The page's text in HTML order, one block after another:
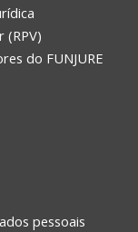
(RPV)
do FUNJURE
pessoais